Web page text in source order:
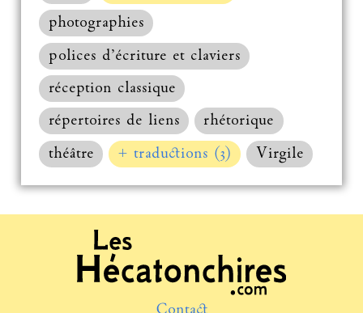
photographies
polices d’écriture et claviers
réception classique
répertoires de liens
rhétorique
théâtre
+ traductions (3) Virgile